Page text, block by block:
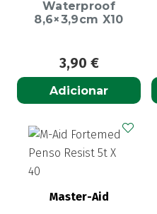
Waterproof
8,6×3,9cm X10
3,90 €
Adicionar
Master-Aid